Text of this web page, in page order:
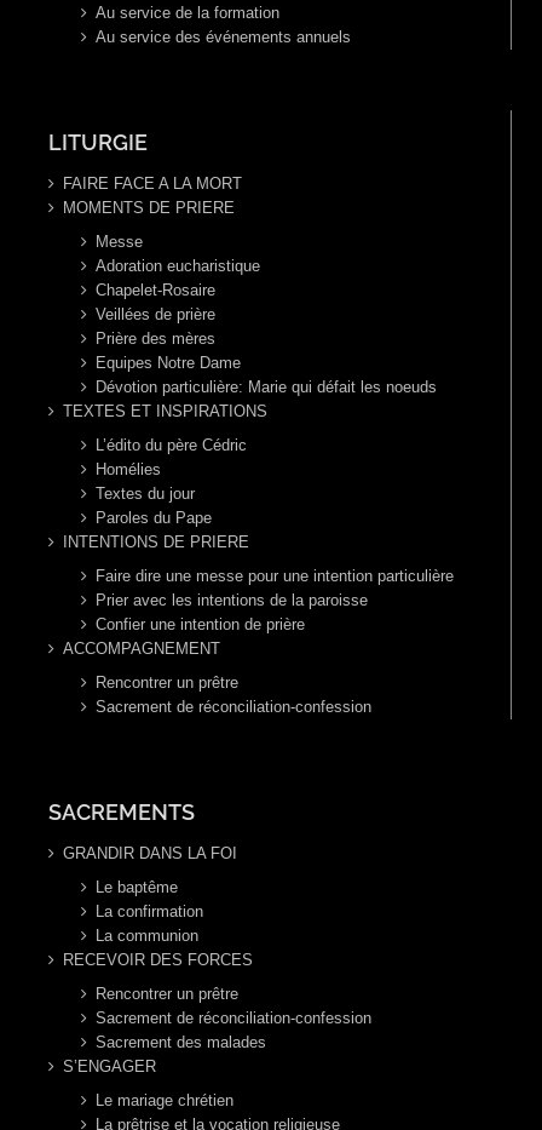
Au service de la formation
Au service des événements annuels
LITURGIE
FAIRE FACE A LA MORT
MOMENTS DE PRIERE
Messe
Adoration eucharistique
Chapelet-Rosaire
Veillées de prière
Prière des mères
Equipes Notre Dame
Dévotion particulière: Marie qui défait les noeuds
TEXTES ET INSPIRATIONS
L’édito du père Cédric
Homélies
Textes du jour
Paroles du Pape
INTENTIONS DE PRIERE
Faire dire une messe pour une intention particulière
Prier avec les intentions de la paroisse
Confier une intention de prière
ACCOMPAGNEMENT
Rencontrer un prêtre
Sacrement de réconciliation-confession
SACREMENTS
GRANDIR DANS LA FOI
Le baptême
La confirmation
La communion
RECEVOIR DES FORCES
Rencontrer un prêtre
Sacrement de réconciliation-confession
Sacrement des malades
S’ENGAGER
Le mariage chrétien
La prêtrise et la vocation religieuse